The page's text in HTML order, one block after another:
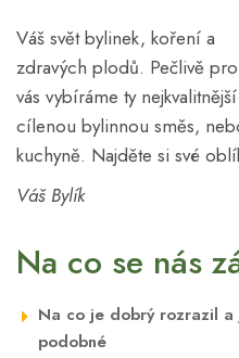
Váš svět bylinek, koření a
zdravých plodů. Pečlivě pro
vás vybíráme ty
cílenou bylinnou směs,
kuchyně. Najděte si své
Váš Bylík
Na co se nás
Na co je dobrý rozrazil a
podobné